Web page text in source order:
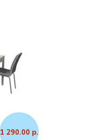
1 290.00 р.